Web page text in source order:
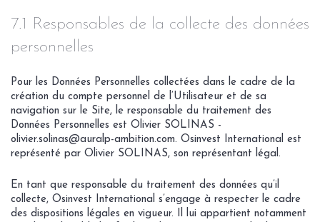
7.1 Responsables de la collecte des données
personnelles
Pour les Données Personnelles collectées dans le cadre de la
création du compte personnel de l’Utilisateur et de sa
navigation sur le Site, le responsable du traitement des
Données Personnelles est Olivier SOLINAS -
olivier.solinas@auralp-ambition.com. Osinvest International est
représenté par Olivier SOLINAS, son représentant légal.
En tant que responsable du traitement des données qu’il
collecte, Osinvest International s’engage à respecter le cadre
des dispositions légales en vigueur. Il lui appartient notamment